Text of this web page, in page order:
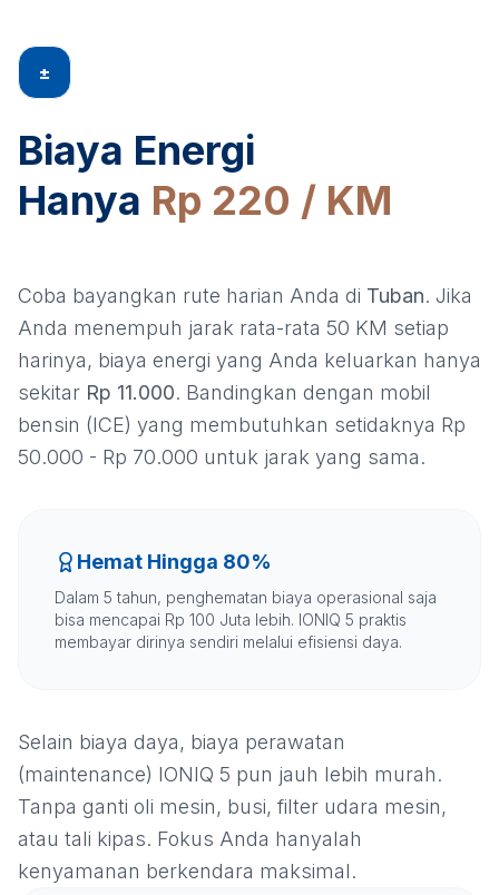
±
Biaya Energi
Hanya Rp 220 / KM
Coba bayangkan rute harian Anda di Tuban. Jika
Anda menempuh jarak rata-rata 50 KM setiap
harinya, biaya energi yang Anda keluarkan hanya
sekitar Rp 11.000. Bandingkan dengan mobil
bensin (ICE) yang membutuhkan setidaknya Rp
50.000 - Rp 70.000 untuk jarak yang sama.
Hemat Hingga 80%
Dalam 5 tahun, penghematan biaya operasional saja
bisa mencapai Rp 100 Juta lebih. IONIQ 5 praktis
membayar dirinya sendiri melalui efisiensi daya.
Selain biaya daya, biaya perawatan
(maintenance) IONIQ 5 pun jauh lebih murah.
Tanpa ganti oli mesin, busi, filter udara mesin,
atau tali kipas. Fokus Anda hanyalah
kenyamanan berkendara maksimal.